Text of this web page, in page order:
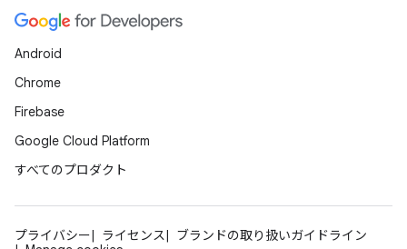
Android
Chrome
Firebase
Google Cloud Platform
すべてのプロダクト
プライバシー ライセンス
ブランドの取り扱いガイドライン